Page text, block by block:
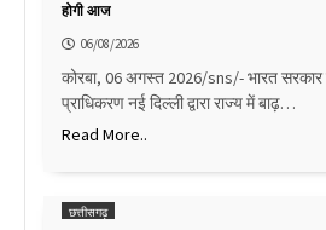
होगी आज
06/08/2026
कोरबा, 06 अगस्त 2026/sns/- भारत सरकार
प्राधिकरण नई दिल्ली द्वारा राज्य में बाढ़…
Read More..
छत्तीसगढ़